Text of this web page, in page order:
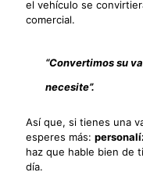
el vehículo se
comercial.
“Convertimos su
necesite”.
Así que, si tienes una
esperes más:
haz que hable bien de
día.